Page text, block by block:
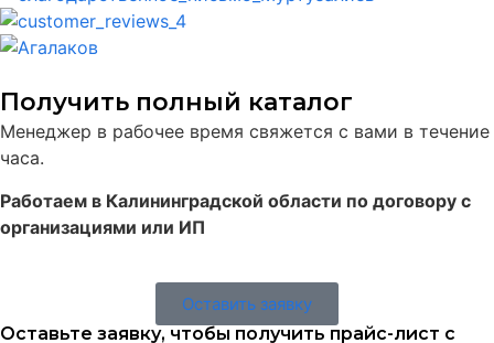
Получить полный каталог
Менеджер в рабочее время свяжется с вами в течение
часа.
Работаем в Калининградской области по договору с
организациями или ИП
Оставить заявку
Оставьте заявку, чтобы получить прайс-лист с